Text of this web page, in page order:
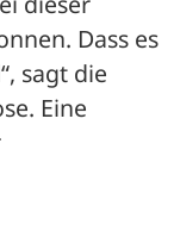
Dass es
sagt die
Eine